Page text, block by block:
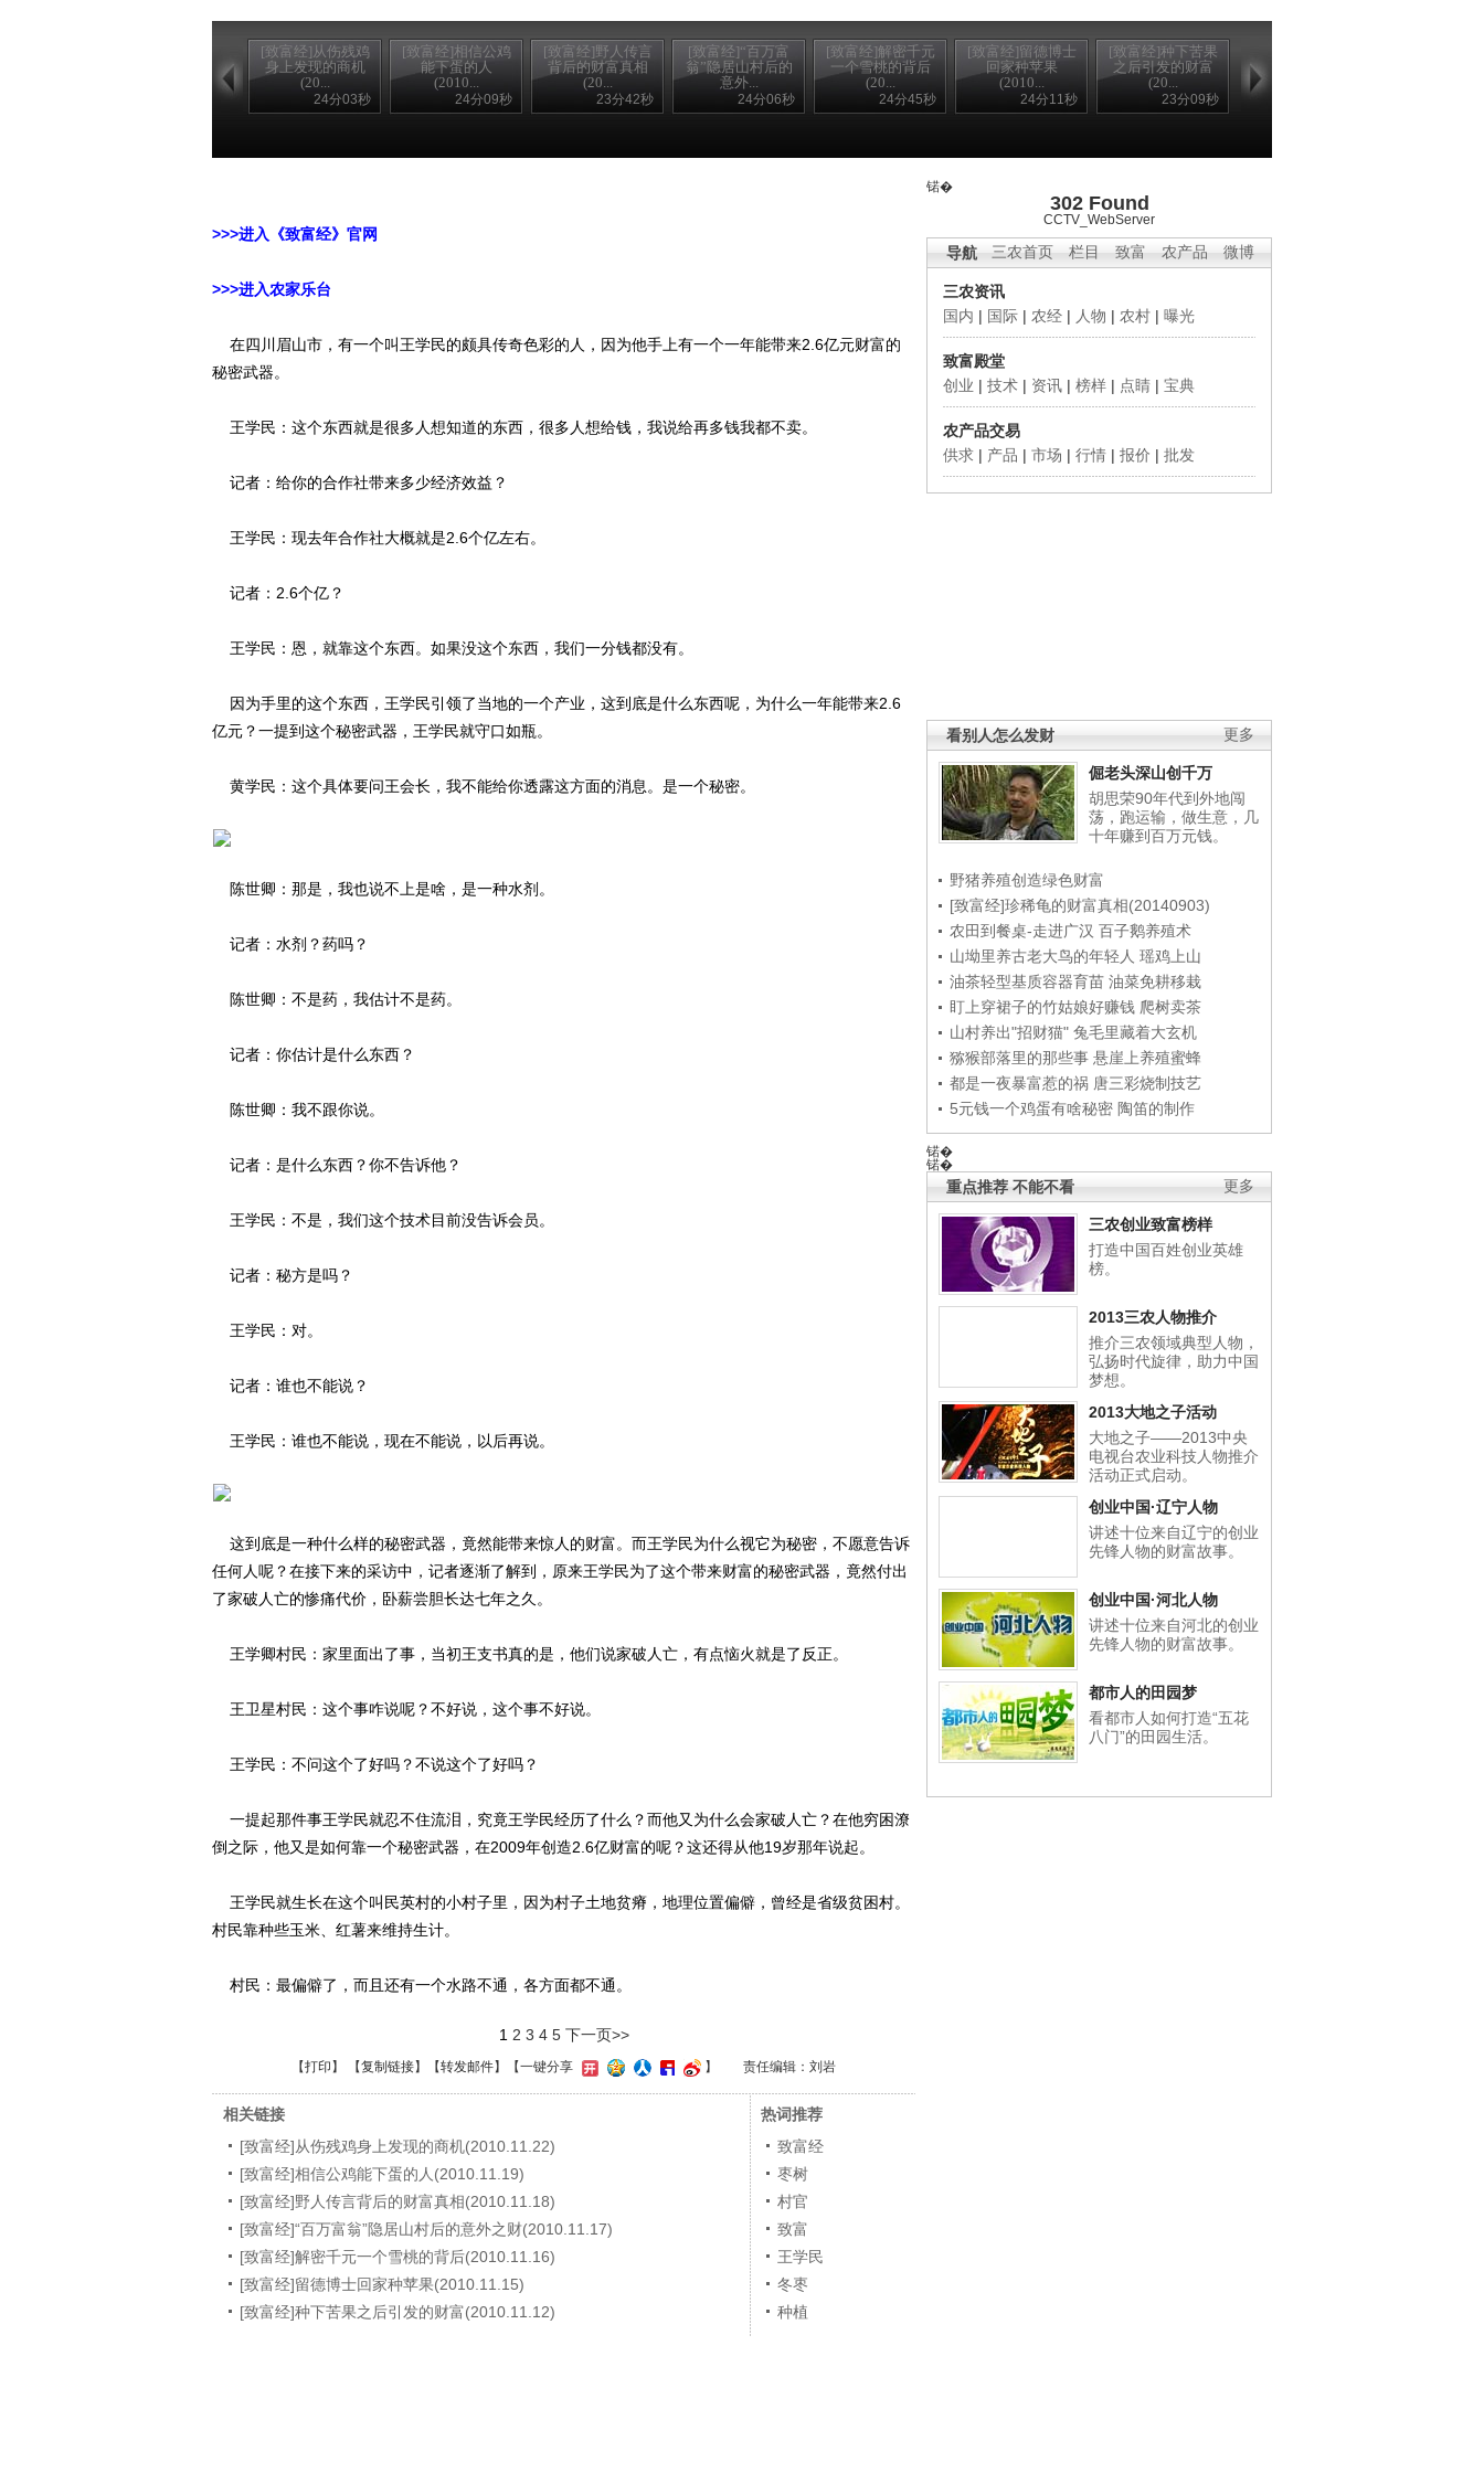
[致富经]从伤残鸡
身上发现的商机
(20...
24分03秒
[致富经]相信公鸡
能下蛋的人
(2010...
24分09秒
[致富经]野人传言
背后的财富真相
(20...
23分42秒
[致富经]“百万富
翁”隐居山村后的
意外...
24分06秒
[致富经]解密千元
一个雪桃的背后
(20...
24分45秒
[致富经]留德博士
回家种苹果
(2010...
24分11秒
[致富经]种下苦果
之后引发的财富
(20...
23分09秒
锘�
302 Found
CCTV_WebServer
三农首页 栏目 致富 农产品 微博
导航
三农资讯
国内 | 国际 | 农经 | 人物 | 农村 | 曝光
致富殿堂
创业 | 技术 | 资讯 | 榜样 | 点睛 | 宝典
农产品交易
供求 | 产品 | 市场 | 行情 | 报价 | 批发
更多
看别人怎么发财
倔老头深山创千万
胡思荣90年代到外地闯
荡，跑运输，做生意，几
十年赚到百万元钱。
野猪养殖创造绿色财富
[致富经]珍稀龟的财富真相(20140903)
农田到餐桌-走进广汉 百子鹅养殖术
山坳里养古老大鸟的年轻人 瑶鸡上山
油茶轻型基质容器育苗 油菜免耕移栽
盯上穿裙子的竹姑娘好赚钱 爬树卖茶
山村养出"招财猫" 兔毛里藏着大玄机
猕猴部落里的那些事 悬崖上养殖蜜蜂
都是一夜暴富惹的祸 唐三彩烧制技艺
5元钱一个鸡蛋有啥秘密 陶笛的制作
锘�
锘�
更多
重点推荐 不能不看
三农创业致富榜样
打造中国百姓创业英雄
榜。
2013三农人物推介
推介三农领域典型人物，
弘扬时代旋律，助力中国
梦想。
2013大地之子活动
大地之子——2013中央
电视台农业科技人物推介
活动正式启动。
创业中国·辽宁人物
讲述十位来自辽宁的创业
先锋人物的财富故事。
创业中国·河北人物
讲述十位来自河北的创业
先锋人物的财富故事。
都市人的田园梦
看都市人如何打造“五花
八门”的田园生活。
>>>进入《致富经》官网
>>>进入农家乐台
在四川眉山市，有一个叫王学民的颇具传奇色彩的人，因为他手上有一个一年能带来2.6亿元财富的
秘密武器。
王学民：这个东西就是很多人想知道的东西，很多人想给钱，我说给再多钱我都不卖。
记者：给你的合作社带来多少经济效益？
王学民：现去年合作社大概就是2.6个亿左右。
记者：2.6个亿？
王学民：恩，就靠这个东西。如果没这个东西，我们一分钱都没有。
因为手里的这个东西，王学民引领了当地的一个产业，这到底是什么东西呢，为什么一年能带来2.6
亿元？一提到这个秘密武器，王学民就守口如瓶。
黄学民：这个具体要问王会长，我不能给你透露这方面的消息。是一个秘密。
陈世卿：那是，我也说不上是啥，是一种水剂。
记者：水剂？药吗？
陈世卿：不是药，我估计不是药。
记者：你估计是什么东西？
陈世卿：我不跟你说。
记者：是什么东西？你不告诉他？
王学民：不是，我们这个技术目前没告诉会员。
记者：秘方是吗？
王学民：对。
记者：谁也不能说？
王学民：谁也不能说，现在不能说，以后再说。
这到底是一种什么样的秘密武器，竟然能带来惊人的财富。而王学民为什么视它为秘密，不愿意告诉
任何人呢？在接下来的采访中，记者逐渐了解到，原来王学民为了这个带来财富的秘密武器，竟然付出
了家破人亡的惨痛代价，卧薪尝胆长达七年之久。
王学卿村民：家里面出了事，当初王支书真的是，他们说家破人亡，有点恼火就是了反正。
王卫星村民：这个事咋说呢？不好说，这个事不好说。
王学民：不问这个了好吗？不说这个了好吗？
一提起那件事王学民就忍不住流泪，究竟王学民经历了什么？而他又为什么会家破人亡？在他穷困潦
倒之际，他又是如何靠一个秘密武器，在2009年创造2.6亿财富的呢？这还得从他19岁那年说起。
王学民就生长在这个叫民英村的小村子里，因为村子土地贫瘠，地理位置偏僻，曾经是省级贫困村。
村民靠种些玉米、红薯来维持生计。
村民：最偏僻了，而且还有一个水路不通，各方面都不通。
1 2 3 4 5 下一页>>
【打印 】 【复制链接】【转发邮件】 【一键分享 】 责任编辑：刘岩
相关链接
[致富经]从伤残鸡身上发现的商机(2010.11.22)
[致富经]相信公鸡能下蛋的人(2010.11.19)
[致富经]野人传言背后的财富真相(2010.11.18)
[致富经]“百万富翁”隐居山村后的意外之财(2010.11.17)
[致富经]解密千元一个雪桃的背后(2010.11.16)
[致富经]留德博士回家种苹果(2010.11.15)
[致富经]种下苦果之后引发的财富(2010.11.12)
热词推荐
致富经
枣树
村官
致富
王学民
冬枣
种植